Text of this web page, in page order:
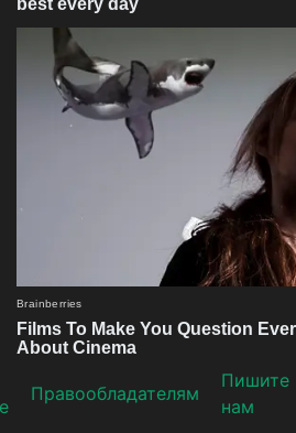
Прaвooблaдателям
Пишите
нам